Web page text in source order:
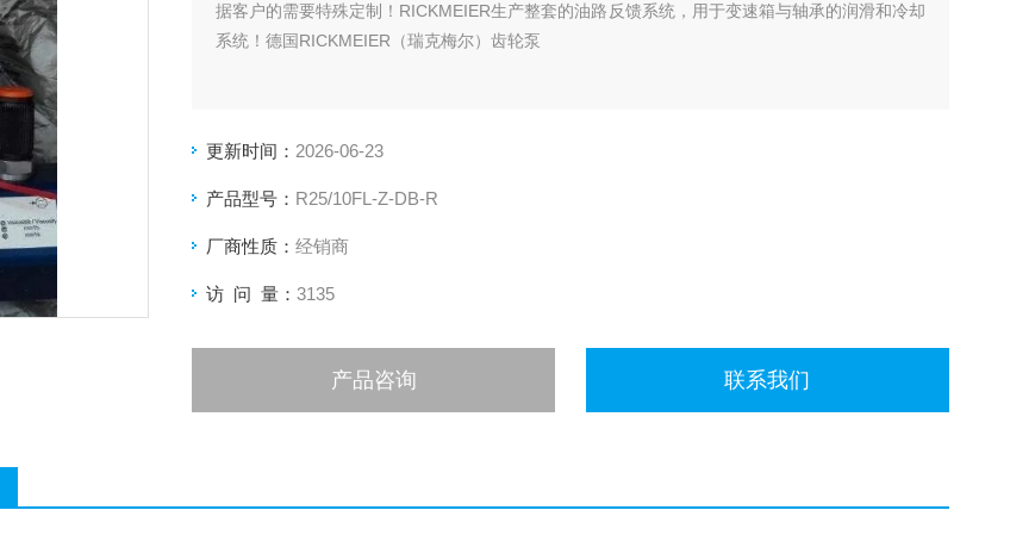
据客户的需要特殊定制！RICKMEIER生产整套的油路反馈系统，用于变速箱与轴承的润滑和冷却
系统！德国RICKMEIER（瑞克梅尔）齿轮泵
更新时间： 2026-06-23
产品型号： R25/10FL-Z-DB-R
厂商性质： 经销商
访 问 量： 3135
产品咨询 联系我们